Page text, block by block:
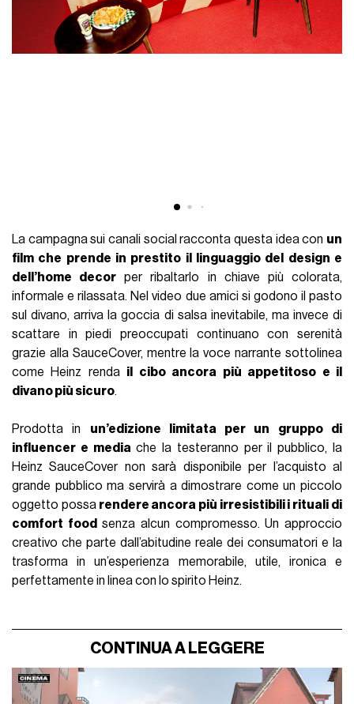
La campagna sui canali social racconta questa idea con un
film che prende in prestito il linguaggio del design e
dell’home decor per ribaltarlo in chiave più colorata,
informale e rilassata. Nel video due amici si godono il pasto
sul divano, arriva la goccia di salsa inevitabile, ma invece di
scattare in piedi preoccupati continuano con serenità
grazie alla SauceCover, mentre la voce narrante sottolinea
come Heinz renda il cibo ancora più appetitoso e il
divano più sicuro.
Prodotta in un’edizione limitata per un gruppo di
influencer e mediache la testeranno per il pubblico, la
Heinz SauceCover non sarà disponibile per l’acquisto al
grande pubblico ma servirà a dimostrare come un piccolo
oggetto possarendere ancora più irresistibili i rituali di
comfort food senza alcun compromesso. Un approccio
creativo che parte dall’abitudine reale dei consumatori e la
trasforma in un’esperienza memorabile, utile, ironica e
perfettamente in linea con lo spirito Heinz.
CONTINUA A LEGGERE